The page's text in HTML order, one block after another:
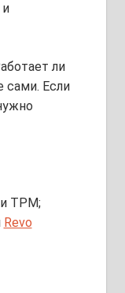
ли
сами. Если
TPM;
Revo